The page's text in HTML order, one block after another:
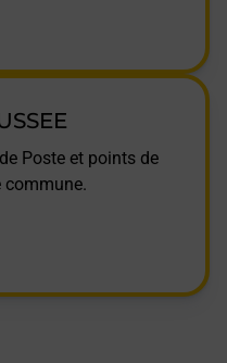
Poste et points de
commune.